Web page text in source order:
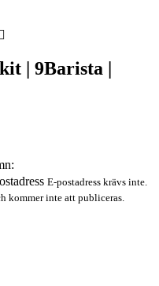
| 9Barista |
E-postadress krävs inte.
kommer inte att publiceras.